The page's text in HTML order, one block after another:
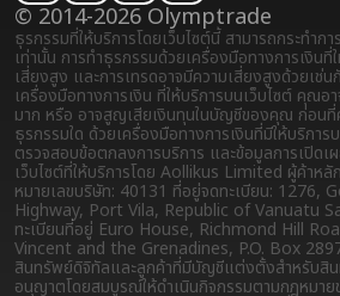
© 2014-2026 Olymptrade
ธุรกรรมที่ให้บริการโดยเว็บไซต์นี้ สามารถกระทำก
เท่านั้น การทำธุรกรรมด้วยเครื่องมือทางการเงินที่
เสี่ยงสูง และการเทรดอาจมีความเสี่ยงสูงด้วยเ
เครื่องมือทางการเงิน ที่ให้บริการบนเว็บไซต์ คุณอ
มาก หรือ อาจสูญเสียเงินทุนในบัญชีของคุณ ก่อนที่
ธุรกรรมใด ด้วยเครื่องมือทางการเงินที่มีให้บริกา
ตรวจสอบข้อตกลงการบริการ และข้อมูลการเปิดเ
เว็บไซต์ที่ให้บริการโดย Aollikus Limited ผู้ค้าห
หมายเลขบริษัท: 40131 ที่อยู่จดทะเบียน: 1276,
Highway, Port Vila, Republic of Vanuatu
ทะเบียนที่อยู่ Euro House, Richmond Hill
Vincent and the Grenadines, P.O. Box
สินทรัพย์ดิจิทัลและลูกค้าที่มีบัญชีแต่งตั้งสำหรับสิ
อนุญาตโดยสมบูรณ์ให้ดำเนินกิจกรรมตามกฎหมาย